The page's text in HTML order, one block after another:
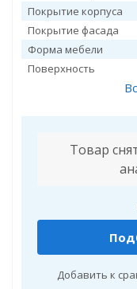
Покрытие корпуса
Покрытие фасада
Форма мебели
Поверхность
Товар
Добавить к